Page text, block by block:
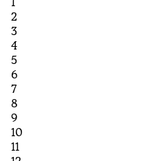
2
3
4
5
6
7
8
9
10
11